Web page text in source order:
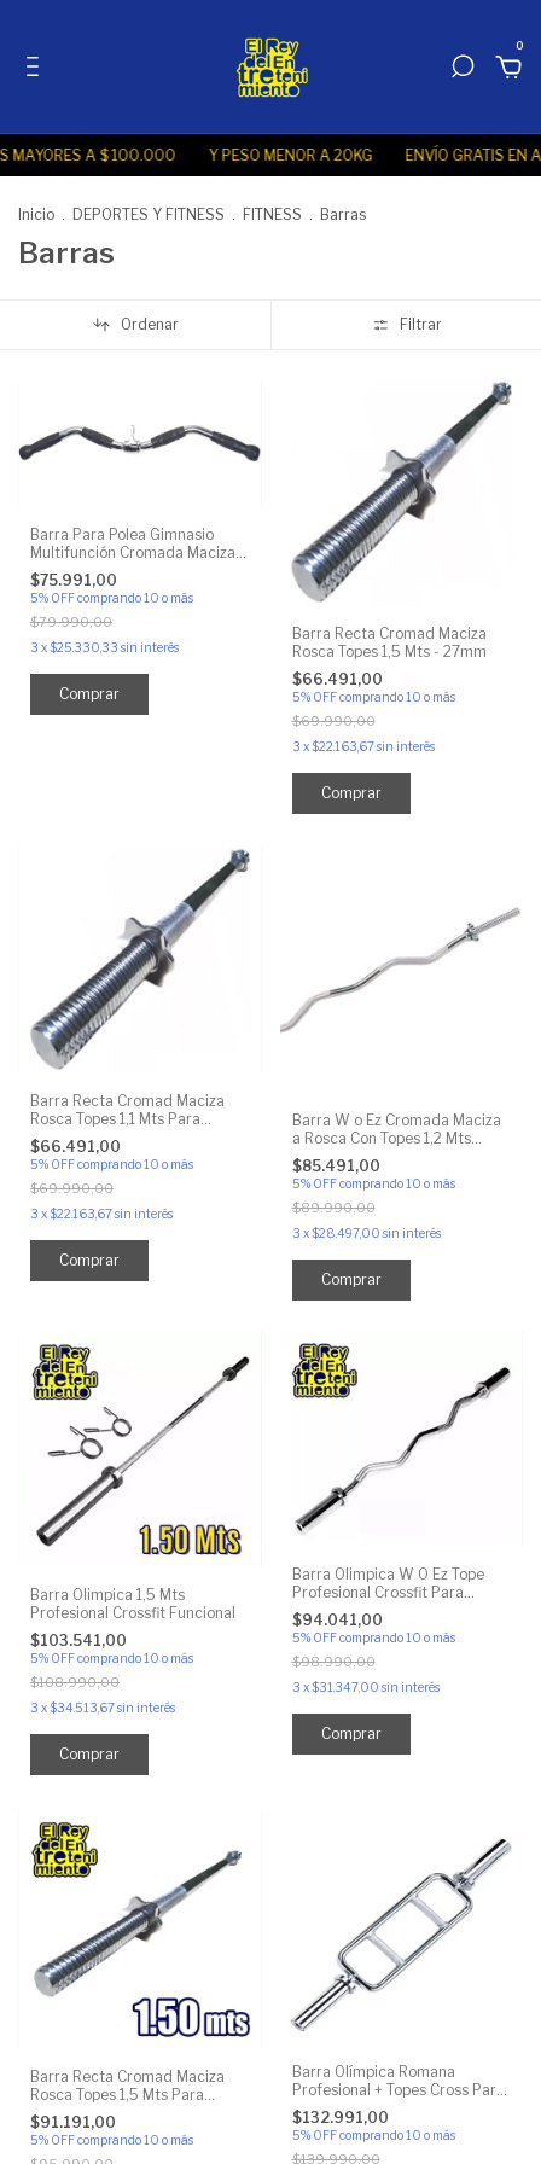
0
A $ 100.000 Y PESO MENOR A 20KG ENVÍO GRATIS EN
Inicio . DEPORTES Y FITNESS . FITNESS . Barras
Barras
Ordenar Filtrar
Barra Para Polea Gimnasio
Multifunción Cromada Maciza
Agarre
$75.991,00
5% OFFcomprando 10 o más
$79.990,00
3 x$25.330,33 sin interés
Barra Recta Cromad Maciza
Rosca Topes 1,5 Mts - 27mm
$66.491,00
5% OFF comprando 10 o más
$69.990,00
3 x$22.163,67sin interés
Barra Recta Cromad Maciza
Rosca Topes 1,1 Mts Para
Discos 30mm
$66.491,00
5% OFFcomprando 10 o más
$69.990,00
3 x$22.163,67sin interés
Barra W o Ez Cromada Maciza
a Rosca Con Topes 1,2 Mts
30mm
$85.491,00
5% OFF comprando 10 o más
$89.990,00
3 x$28.497,00 sin interés
Comprar
Barra Olimpica 1,5 Mts
Profesional Crossfit Funcional
$103.541,00
5% OFFcomprando 10 o más
$108.990,00
3 x$34.513,67sin interés
Barra Olimpica W O Ez Tope
Profesional Crossfit Para
Discos
$94.041,00
5% OFF comprando 10 o más
$98.990,00
3 x$31.347,00 sin interés
Barra Recta Cromad Maciza
Rosca Topes 1,5 Mts Para
Discos 30mm
$91.191,00
5% OFFcomprando 10 o más
Barra Olímpica Romana
Profesional + Topes Cross Para
Pesas
$132.991,00
5% OFF comprando 10 o más
$139.990,00